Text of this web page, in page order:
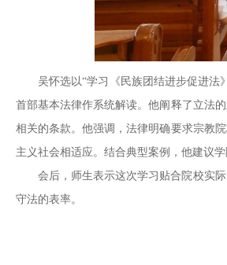
吴怀选以“学习《民族团结进步促进
首部基本法律作系统解读。他阐释了立法
相关的条款。他强调，法律明确要求宗教
主义社会相适应。结合典型案例，他建议
会后，师生表示这次学习贴合院校实
守法的表率。